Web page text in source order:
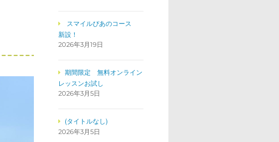
スマイルぴあのコース
新設！
2026年3月19日
期間限定 無料オンライン
レッスンお試し
2026年3月5日
(タイトルなし)
2026年3月5日